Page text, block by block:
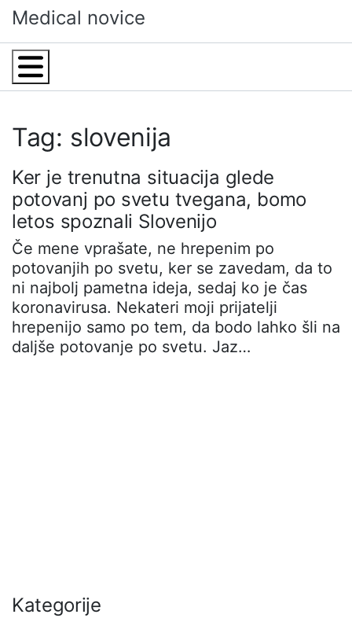
Skip
to
content
Medical novice
Menu
Tag: slovenija
Ker je trenutna situacija glede
potovanj po svetu tvegana, bomo
letos spoznali Slovenijo
Če mene vprašate, ne hrepenim po
potovanjih po svetu, ker se zavedam, da to
ni najbolj pametna ideja, sedaj ko je čas
koronavirusa. Nekateri moji prijatelji
hrepenijo samo po tem, da bodo lahko šli na
daljše potovanje po svetu. Jaz…
Kategorije